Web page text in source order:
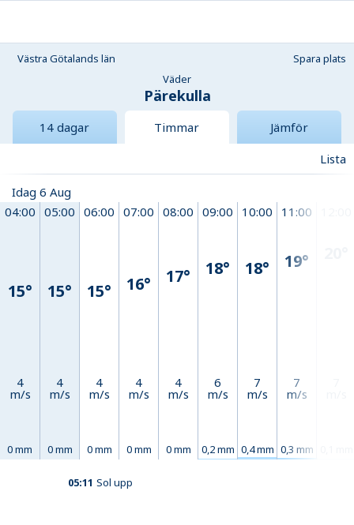
Västra Götalands län
Spara plats
Väder
Pärekulla
14 dagar Timmar
Jämför
Lista
Idag 6 Aug
04:00
15°
4
m/s
0 mm
05:00
15°
4
m/s
0 mm
06:00
15°
4
m/s
0 mm
07:00
16°
4
m/s
0 mm
08:00
17°
4
m/s
0 mm
09:00
18°
6
m/s
0,2 mm
10:00
18°
7
m/s
0,4 mm
11:00
19°
7
m/s
0,3 mm
05:11 Sol upp